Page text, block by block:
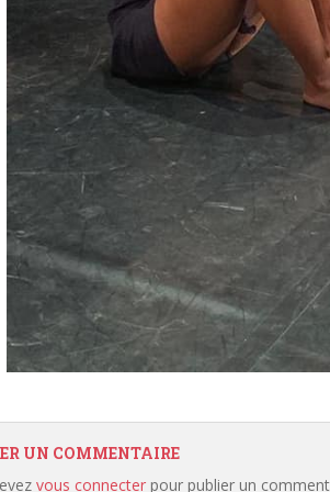
UN COMMENTAIRE
vous connecter pour publier un